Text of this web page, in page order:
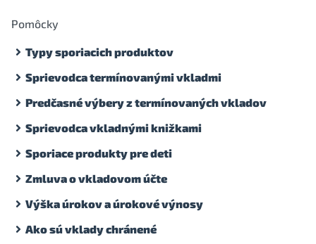
Pomôcky
Typy sporiacich produktov
Sprievodca termínovanými vkladmi
Predčasné výbery z termínovaných vkladov
Sprievodca vkladnými knižkami
Sporiace produkty pre deti
Zmluva o vkladovom účte
Výška úrokov a úrokové výnosy
Ako sú vklady chránené